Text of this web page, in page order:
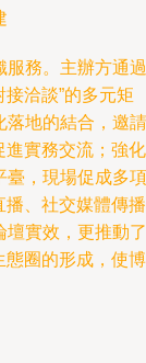
服務。主辦方通過
洽談”的多元矩
落地的結合，邀請
進實務交流；強化
臺，現場促成多項
、社交媒體傳播
壇實效，更推動了
態圈的形成，使博